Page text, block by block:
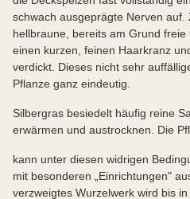
schwach ausgeprägte Nerven
hellbraune, bereits am Grund
einen kurzen, feinen Haarkranz
verdickt. Dieses nicht sehr
Pflanze ganz eindeutig.
Silbergras besiedelt häufig reine
erwärmen und austrocknen. Die
kann unter diesen widrigen
mit besonderen „Einrichtungen"
verzweigtes Wurzelwerk wird bis